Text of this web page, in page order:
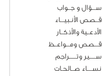
ســـؤال و جــواب
قــصص الأنـبيـــاء
الأدعــية والأذكــار
قـــصص ومـــواعــظ
ســـــير وتــــــراجم
نســــاء صــالحـات